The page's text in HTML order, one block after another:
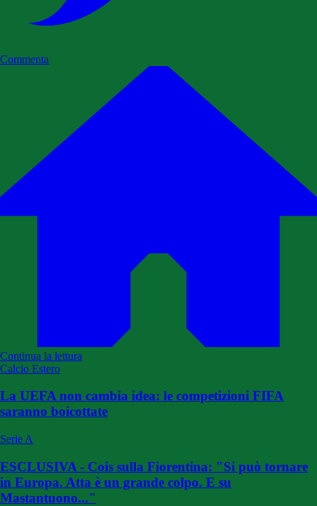
Commenta
Continua la lettura
Calcio Estero
La UEFA non cambia idea: le competizioni FIFA
saranno boicottate
Serie A
ESCLUSIVA - Cois sulla Fiorentina: "Si può tornare
in Europa. Atta è un grande colpo. E su
Mastantuono..."